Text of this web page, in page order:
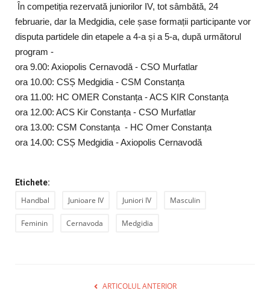
În competiția rezervată juniorilor IV, tot sâmbătă, 24
februarie, dar la Medgidia, cele șase formații participante vor
disputa partidele din etapele a 4-a și a 5-a, după următorul
program -
ora 9.00: Axiopolis Cernavodă - CSO Murfatlar
ora 10.00: CSȘ Medgidia - CSM Constanța
ora 11.00: HC OMER Constanța - ACS KIR Constanța
ora 12.00: ACS Kir Constanța - CSO Murfatlar
ora 13.00: CSM Constanța - HC Omer Constanța
ora 14.00: CSȘ Medgidia - Axiopolis Cernavodă
Etichete:
Handbal Junioare IV Juniori IV Masculin
Feminin Cernavoda Medgidia
ARTICOLUL ANTERIOR